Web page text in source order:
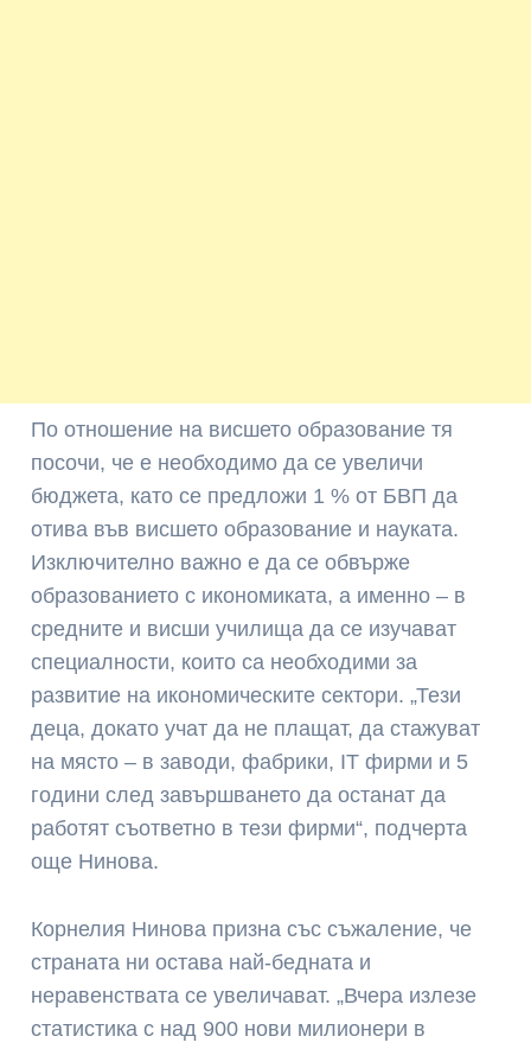
По отношение на висшето образование тя
посочи, че е необходимо да се увеличи
бюджета, като се предложи 1 % от БВП да
отива във висшето образование и науката.
Изключително важно е да се обвърже
образованието с икономиката, а именно – в
средните и висши училища да се изучават
специалности, които са необходими за
развитие на икономическите сектори. „Тези
деца, докато учат да не плащат, да стажуват
на място – в заводи, фабрики, IT фирми и 5
години след завършването да останат да
работят съответно в тези фирми“, подчерта
още Нинова.
Корнелия Нинова призна със съжаление, че
страната ни остава най-бедната и
неравенствата се увеличават. „Вчера излезе
статистика с над 900 нови милионери в